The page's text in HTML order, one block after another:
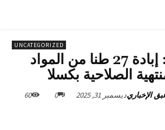
UNCATEGORIZED
المواصفات : إبادة 27 طنا من المواد
الصلاحية بكسلا
الإخباريديسمبر 31, 2025 0
60